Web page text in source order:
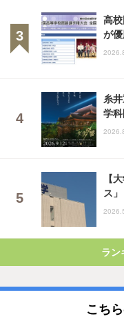
高
が
糸
学
【
ス
ラン
こち